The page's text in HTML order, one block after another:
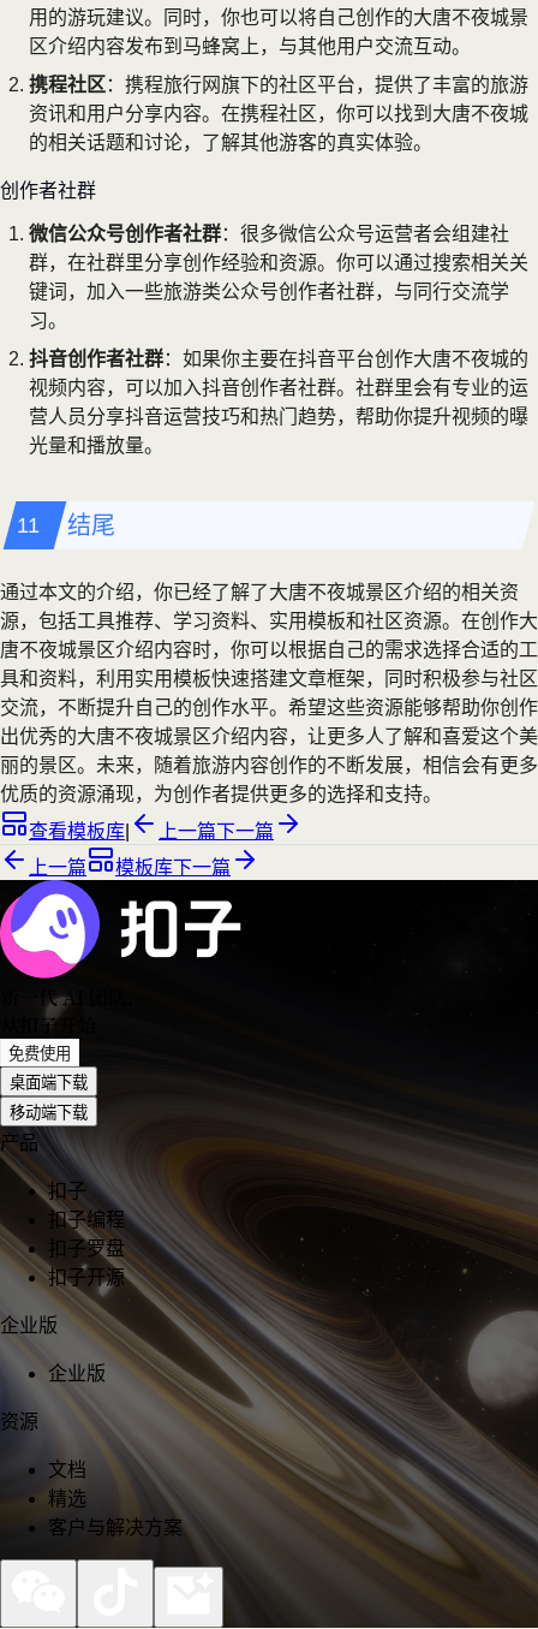
用的游玩建议。同时，你也可以将自己创作的大唐不夜城景
区介绍内容发布到马蜂窝上，与其他用户交流互动。
携程社区 ：携程旅行网旗下的社区平台，提供了丰富的旅游
资讯和用户分享内容。在携程社区，你可以找到大唐不夜城
的相关话题和讨论，了解其他游客的真实体验。
创作者社群
微信公众号创作者社群：很多微信公众号运营者会组建社
群，在社群里分享创作经验和资源。你可以通过搜索相关关
键词，加入一些旅游类公众号创作者社群，与同行交流学
习。
抖音创作者社群：如果你主要在抖音平台创作大唐不夜城的
视频内容，可以加入抖音创作者社群。社群里会有专业的运
营人员分享抖音运营技巧和热门趋势，帮助你提升视频的曝
光量和播放量。
结尾
通过本文的介绍，你已经了解了大唐不夜城景区介绍的相关资
源，包括工具推荐、学习资料、实用模板和社区资源。在创作大
唐不夜城景区介绍内容时，你可以根据自己的需求选择合适的工
具和资料，利用实用模板快速搭建文章框架，同时积极参与社区
交流，不断提升自己的创作水平。希望这些资源能够帮助你创作
出优秀的大唐不夜城景区介绍内容，让更多人了解和喜爱这个美
丽的景区。未来，随着旅游内容创作的不断发展，相信会有更多
优质的资源涌现，为创作者提供更多的选择和支持。
查看模板库
上一篇下一篇
上一篇
模板库下一篇
新一代 AI 团队
从扣子开始
免费使用
桌面端下载
移动端下载
产品
扣子
扣子编程
扣子罗盘
扣子开源
企业版
企业版
资源
文档
精选
客户与解决方案